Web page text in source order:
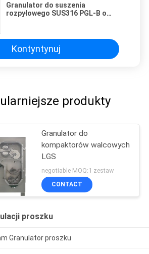
Granulator do suszenia
rozpyłowego SUS316 PGL-B o
Kontyntynuj
produkty
Granulator do
kompaktorów walcowych
LGS
negotiable MOQ:1 zestaw
CONTACT
proszku
Granulator proszku